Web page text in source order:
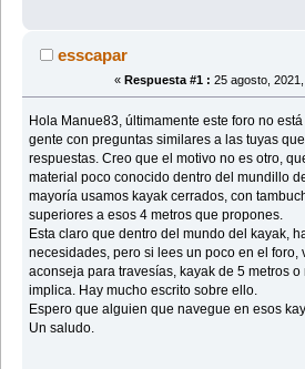
esscapar
« Respuesta #1 : 25 agosto,
Hola Manue83, últimamente este foro no
gente con preguntas similares a las tuyas
respuestas. Creo que el motivo no es otro,
material poco conocido dentro del mundillo
mayoría usamos kayak cerrados, con
superiores a esos 4 metros que propones.
Esta claro que dentro del mundo del kayak,
necesidades, pero si lees un poco en el foro,
aconseja para travesías, kayak de 5 metros
implica. Hay mucho escrito sobre ello.
Espero que alguien que navegue en esos
Un saludo.